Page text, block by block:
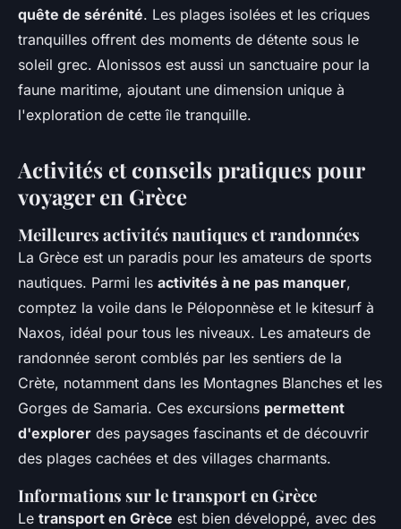
quête de sérénité. Les plages isolées et les criques
tranquilles offrent des moments de détente sous le
soleil grec. Alonissos est aussi un sanctuaire pour la
faune maritime, ajoutant une dimension unique à
l'exploration de cette île tranquille.
Activités et conseils pratiques pour
voyager en Grèce
Meilleures activités nautiques et randonnées
La Grèce est un paradis pour les amateurs de sports
nautiques. Parmi les activités à ne pas manquer,
comptez la voile dans le Péloponnèse et le kitesurf à
Naxos, idéal pour tous les niveaux. Les amateurs de
randonnée seront comblés par les sentiers de la
Crète, notamment dans les Montagnes Blanches et les
Gorges de Samaria. Ces excursions permettent
d'explorer des paysages fascinants et de découvrir
des plages cachées et des villages charmants.
Informations sur le transport en Grèce
Le transport en Grèce est bien développé, avec des